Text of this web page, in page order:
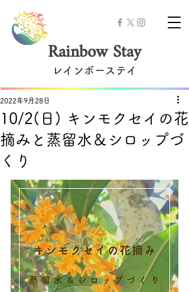
Rainbow Stay
レインボーステイ
10/2(日) キンモクセイの花
摘みと蒸留水＆シロップづ
くり
2022年9月28日